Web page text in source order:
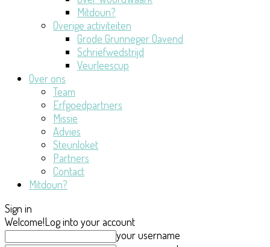
Mitdoun?
Overige activiteiten
Grode Grunneger Oavend
Schriefwedstrijd
Veurleescup
Over ons
Team
Erfgoedpartners
Missie
Advies
Steunloket
Partners
Contact
Mitdoun?
Sign in
Welcome!Log into your account
your username